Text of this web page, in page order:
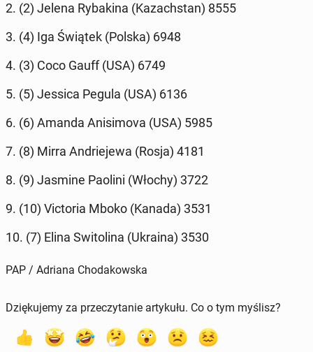
2. (2) Jelena Ry­ba­ki­na (Ka­zach­stan) 8555
3. (4) Iga Świątek (Polska) 6948
4. (3) Coco Gauff (USA) 6749
5. (5) Jessica Pegula (USA) 6136
6. (6) Amanda Ani­si­mo­va (USA) 5985
7. (8) Mirra An­drie­je­wa (Rosja) 4181
8. (9) Jasmine Paolini (Włochy) 3722
9. (10) Vic­to­ria Mboko (Kanada) 3531
10. (7) Elina Swi­to­li­na (Ukraina) 3530
PAP / Adriana Chodakowska
Dziękujemy za przeczytanie artykułu. Co o tym myślisz?